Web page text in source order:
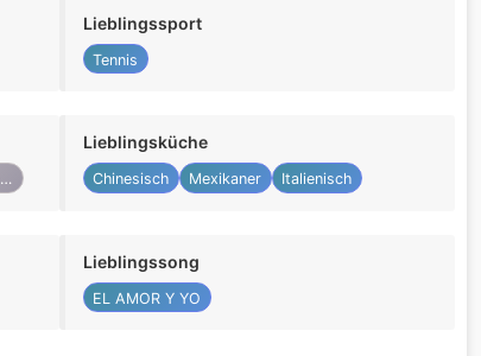
Lieblingssport
Tennis
Nicht angegeben
Lieblingsküche
Chinesisch Mexikaner Italienisch
Lieblingssong
EL AMOR Y YO